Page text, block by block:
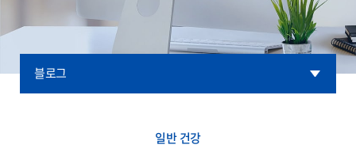
블로그
일반 건강